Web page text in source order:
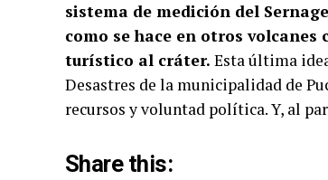
sistema de medición del
como se hace en otros
turístico al cráter. Esta última
Desastres de la municipalidad de
recursos y voluntad política. Y, al
Share this: